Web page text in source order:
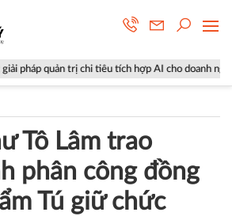
chi tiêu tích hợp AI cho doanh nghiệp
Tô Lâm trao
phân công đồng
Tú giữ chức